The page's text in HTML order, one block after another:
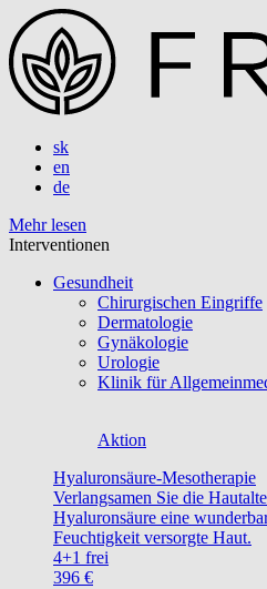
sk
en
de
Mehr lesen
Interventionen
Gesundheit
Chirurgischen Eingriffe
Dermatologie
Gynäkologie
Urologie
Klinik für
Aktion
Hyaluronsäure-Mesotherapie
Verlangsamen Sie die
Hyaluronsäure eine
Feuchtigkeit versorgte Haut.
4+1 frei
396 €